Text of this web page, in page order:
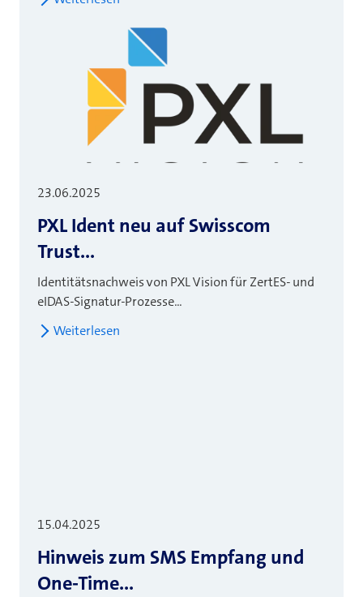
23.06.2025
PXL Ident neu auf Swisscom
Trust...
Identitätsnachweis von PXL Vision für ZertES- und
eIDAS-Signatur-Prozesse...
Weiterlesen
15.04.2025
Hinweis zum SMS Empfang und
One-Time...